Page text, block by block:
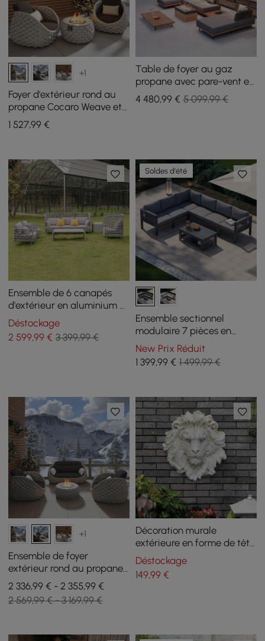
+1
Foyer d'extérieur rond au
propane Cocaro Weave et
2 chaises d'extérieur en
corde textilène tissée
1 527,99 €
Table de foyer au gaz
propane avec pare-vent en
verre et ensemble de
canapé sectionnel
4 480,99€ 5 099,99 €
Ensemble de 6 canapés
d'extérieur en aluminium et
corde avec table basse et
coussin en gris
Déstockage
2 599,99 € 3 399,99 €
Soldes d'été
Ensemble sectionnel
modulaire 7 pièces en
aluminium et tressage de
corde pour l'extérieur en
gris foncé
New Prix Réduit
1 399,99€ 1 499,99 €
+1
Ensemble de foyer
extérieur rond au propane
et canapé pivotant Cocaro
Weave
2 336,99 € - 2 355,99 €
2 569,99 € - 3 169,99 €
Décoration murale
extérieure en forme de tête
de lion, 565 mm, sculpture
de jardin, statue d'animal,
art en beige
Déstockage
149,99€